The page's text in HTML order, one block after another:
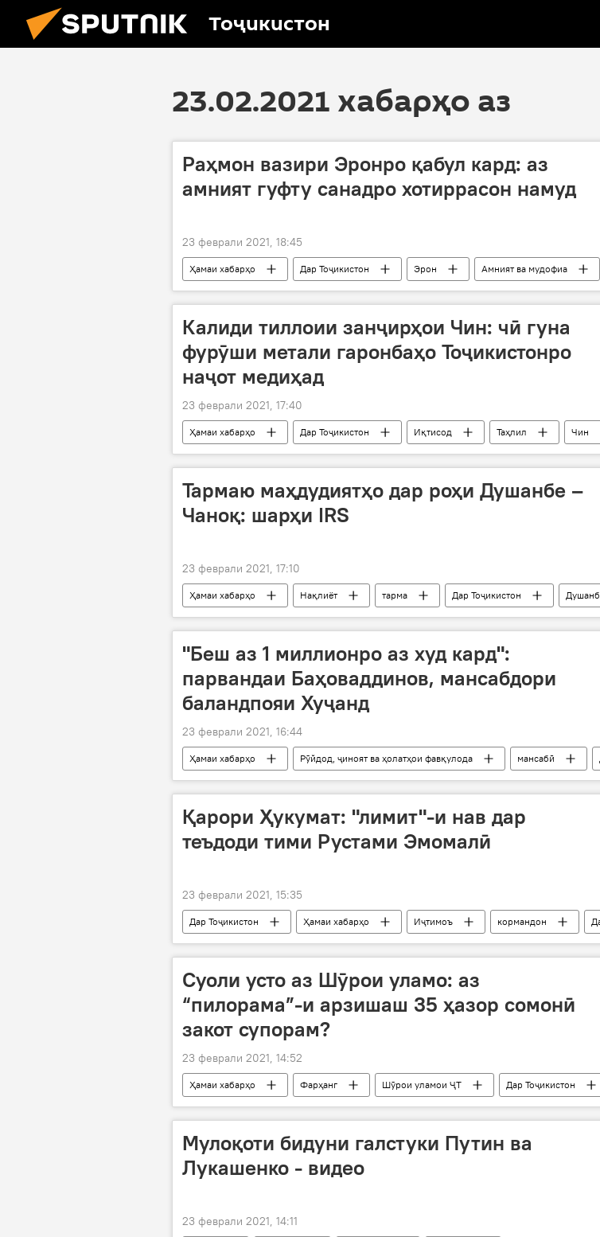
Тоҷикистон
23.02.2021 хабарҳо аз
Раҳмон вазири Эронро қабул кард: аз
амният гуфту санадро хотиррасон намуд
23 феврали 2021, 18:45
Ҳамаи хабарҳо Дар Тоҷикистон Эрон Амният ва мудофиа
Калиди тиллоии занҷирҳои Чин: чӣ гуна
фурӯши метали гаронбаҳо Тоҷикистонро
наҷот медиҳад
23 феврали 2021, 17:40
Ҳамаи хабарҳо Дар Тоҷикистон Иқтисод Таҳлил
Чин
содирот
тилло буҷа қарздиҳӣ
Тармаю маҳдудиятҳо дар роҳи Душанбе –
Чаноқ: шарҳи IRS
23 феврали 2021, 17:10
Ҳамаи хабарҳо Нақлиёт тарма Дар Тоҷикистон
"Беш аз 1 миллионро аз худ кард":
парвандаи Баҳоваддинов, мансабдори
баландпояи Хуҷанд
23 феврали 2021, 16:44
Ҳамаи хабарҳо Рӯйдод, ҷиноят ва ҳолатҳои фавқулода мансабӣ
Парвандаҳои пурсарусадои корупсионӣ
Қарори Ҳукумат: "лимит"-и нав дар
теъдоди тими Рустами Эмомалӣ
23 феврали 2021, 15:35
Дар Тоҷикистон Ҳамаи хабарҳо Иҷтимоъ кормандон
Суоли усто аз Шӯрои уламо: аз
“пилорама”-и арзишаш 35 ҳазор сомонӣ
закот супорам?
23 феврали 2021, 14:52
Ҳамаи хабарҳо Фарҳанг Шӯрои уламои ҶТ Дар Тоҷикистон
Мулоқоти бидуни галстуки Путин ва
Лукашенко - видео
23 феврали 2021, 14:11